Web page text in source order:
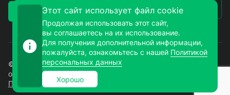
Заказать звонок Написать письмо
© 2026. ЗУМ-СМД – продажа электронных компонентов
оптом и в розницу. Все права защищены.
Политика конфиденциальности
Этот сайт использует файл cookie
Продолжая использовать этот сайт,
вы соглашаетесь на их использование.
Для получения дополнительной информации,
пожалуйста, ознакомьтесь с нашей Политикой
персональных данных
Хорошо